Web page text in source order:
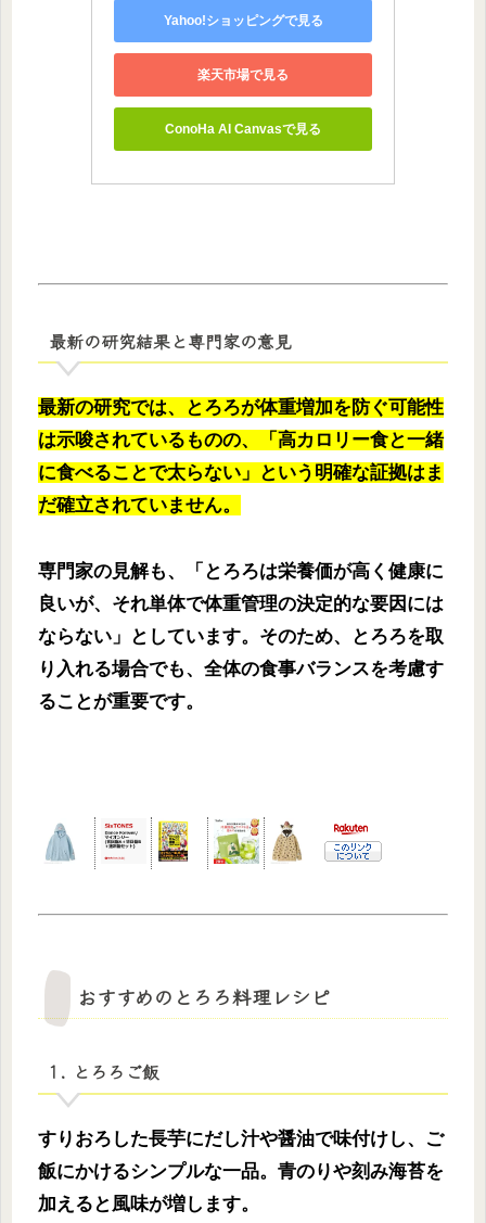
Yahoo!ショッピングで見る
楽天市場で見る
ConoHa AI Canvasで見る
最新の研究結果と専門家の意見
最新の研究では、とろろが体重増加を防ぐ可能性
は示唆されているものの、「高カロリー食と一緒
に食べることで太らない」という明確な証拠はま
だ確立されていません。
専門家の見解も、「とろろは栄養価が高く健康に
良いが、それ単体で体重管理の決定的な要因には
ならない」としています。そのため、とろろを取
り入れる場合でも、全体の食事バランスを考慮す
ることが重要です。
おすすめのとろろ料理レシピ
1. とろろご飯
すりおろした長芋にだし汁や醤油で味付けし、ご
飯にかけるシンプルな一品。青のりや刻み海苔を
加えると風味が増します。